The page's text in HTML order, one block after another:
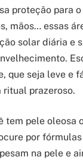
proteção para
mãos… essas
solar diária e
que seja leve e
ritual prazeroso.
tem pele oleosa
por
na pele e